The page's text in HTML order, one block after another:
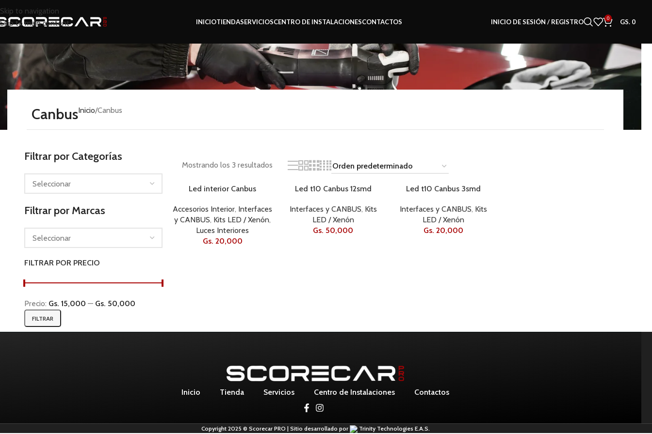
Skip to navigation
Skip to main content
INICIOTIENDASERVICIOSCENTRO DE INSTALACIONESCONTACTOS INICIO DE SESIÓN / REGISTRO 0 GS. 0
CanbusInicio Canbus
Filtrar por Categorías
Filtrar por Marcas
FILTRAR POR PRECIO
FILTRAR
Precio: Gs. 15,000 — Gs. 50,000
Mostrando los 3 resultados
Led interior Canbus
Accesorios Interior, Interfaces
y CANBUS, Kits LED / Xenón,
Luces Interiores
Gs. 20,000
Led t10 Canbus 12smd
Interfaces y CANBUS, Kits
LED / Xenón
Gs. 50,000
Led t10 Canbus 3smd
Interfaces y CANBUS, Kits
LED / Xenón
Gs. 20,000
Inicio Tienda Servicios Centro de Instalaciones Contactos
Copyright 2025 © Scorecar PRO | Sitio desarrollado por Trinity Technologies E.A.S.